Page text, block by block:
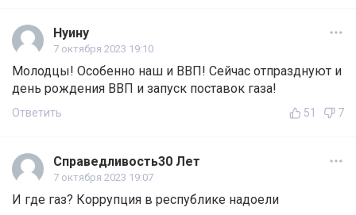
Нуину
7 октября 2023 19:10
Молодцы! Особенно наш и ВВП! Сейчас отпразднуют и
день рождения ВВП и запуск поставок газа!
Ответить 51 7
Справедливость30 Лет
7 октября 2023 19:07
И где газ? Коррупция в республике надоели